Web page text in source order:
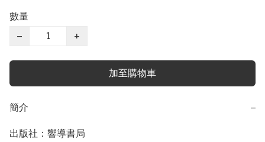
數量
−
+
加至購物車
簡介 −
出版社：響導書局